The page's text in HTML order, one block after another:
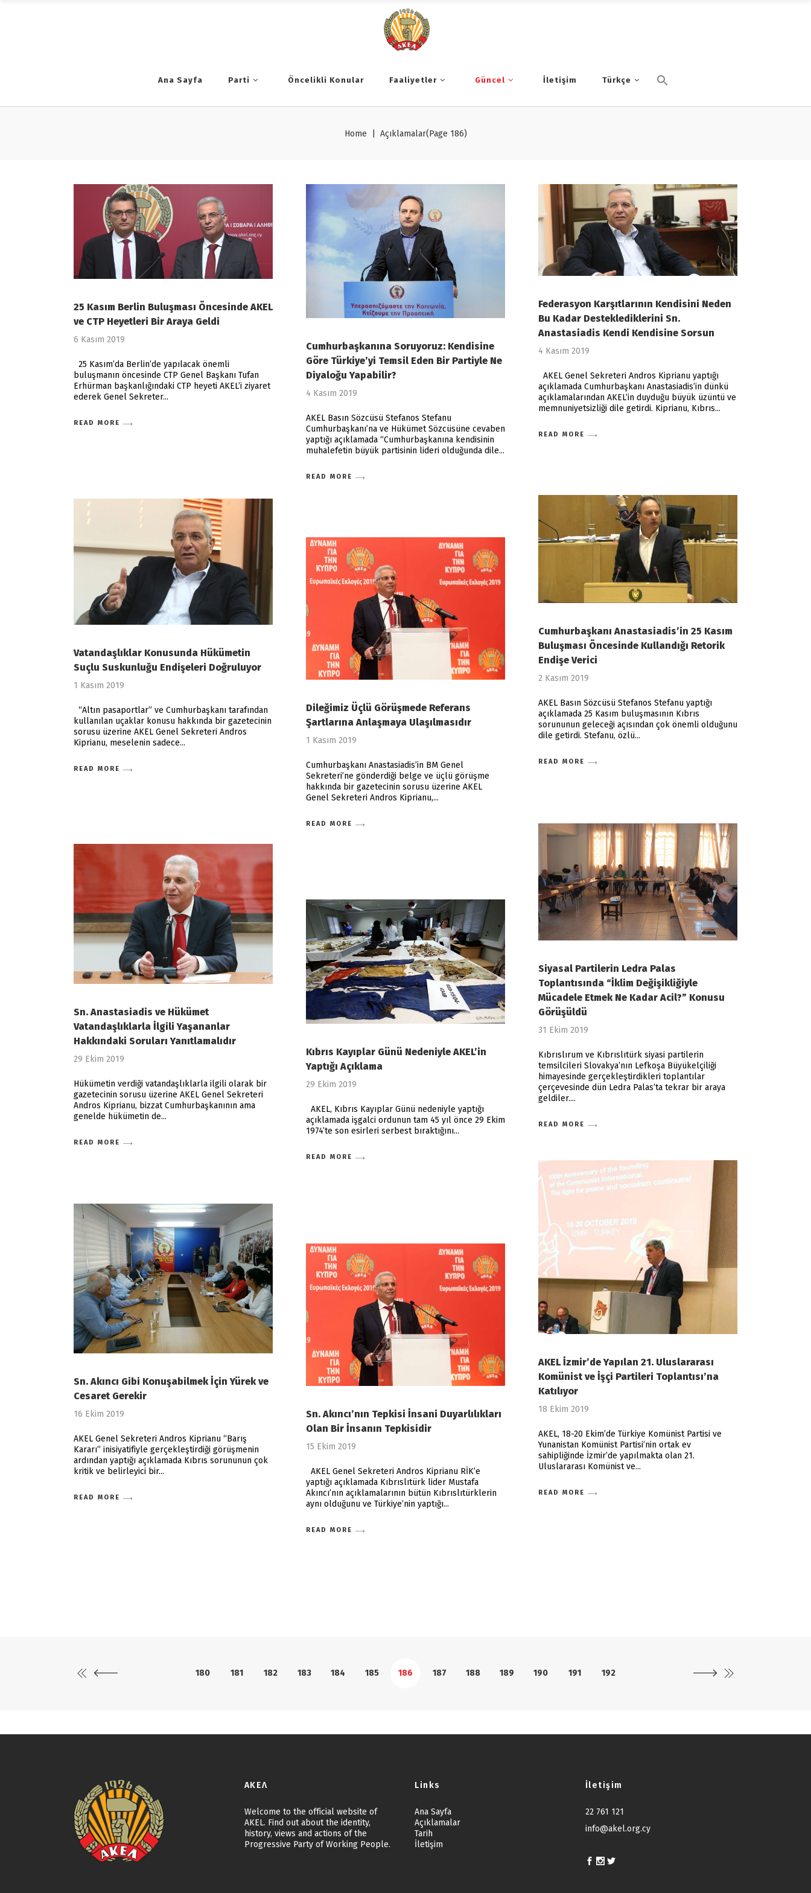
Ana Sayfa Parti Öncelikli Konular Faaliyetler Güncel İletişim Türkçe
Home Açıklamalar(Page 186)
25 Kasım Berlin Buluşması Öncesinde AKEL
ve CTP Heyetleri Bir Araya Geldi
6 Kasım 2019
25 Kasım’da Berlin’de yapılacak önemli
buluşmanın öncesinde CTP Genel Başkanı Tufan
Erhürman başkanlığındaki CTP heyeti AKEL’i ziyaret
ederek Genel Sekreter
READ MORE
Cumhurbaşkanına Soruyoruz: Kendisine
Göre Türkiye’yi Temsil Eden Bir Partiyle Ne
Diyaloğu Yapabilir?
4 Kasım 2019
AKEL Basın Sözcüsü Stefanos Stefanu
Cumhurbaşkanı’na ve Hükümet Sözcüsüne cevaben
yaptığı açıklamada “Cumhurbaşkanına kendisinin
muhalefetin büyük partisinin lideri olduğunda dile
READ MORE
Federasyon Karşıtlarının Kendisini Neden
Bu Kadar Desteklediklerini Sn.
Anastasiadis Kendi Kendisine Sorsun
4 Kasım 2019
AKEL Genel Sekreteri Andros Kiprianu yaptığı
açıklamada Cumhurbaşkanı Anastasiadis’in dünkü
açıklamalarından AKEL’in duyduğu büyük üzüntü ve
memnuniyetsizliği dile getirdi. Kiprianu, Kıbrıs
READ MORE
Cumhurbaşkanı Anastasiadis’in 25 Kasım
Buluşması Öncesinde Kullandığı Retorik
Endişe Verici
2 Kasım 2019
AKEL Basın Sözcüsü Stefanos Stefanu yaptığı
açıklamada 25 Kasım buluşmasının Kıbrıs
sorununun geleceği açısından çok önemli olduğunu
dile getirdi. Stefanu, özlü
READ MORE
Vatandaşlıklar Konusunda Hükümetin
Suçlu Suskunluğu Endişeleri Doğruluyor
1 Kasım 2019
“Altın pasaportlar” ve Cumhurbaşkanı tarafından
kullanılan uçaklar konusu hakkında bir gazetecinin
sorusu üzerine AKEL Genel Sekreteri Andros
Kiprianu, meselenin sadece
READ MORE
Dileğimiz Üçlü Görüşmede Referans
Şartlarına Anlaşmaya Ulaşılmasıdır
1 Kasım 2019
Cumhurbaşkanı Anastasiadis’in BM Genel
Sekreteri’ne gönderdiği belge ve üçlü görüşme
hakkında bir gazetecinin sorusu üzerine AKEL
Genel Sekreteri Andros Kiprianu,
READ MORE
Siyasal Partilerin Ledra Palas
Toplantısında “İklim Değişikliğiyle
Mücadele Etmek Ne Kadar Acil?” Konusu
Görüşüldü
31 Ekim 2019
Kıbrıslırum ve Kıbrıslıtürk siyasi partilerin
temsilcileri Slovakya’nın Lefkoşa Büyükelçiliği
himayesinde gerçekleştirdikleri toplantılar
çerçevesinde dün Ledra Palas’ta tekrar bir araya
geldiler.
READ MORE
Sn. Anastasiadis ve Hükümet
Vatandaşlıklarla İlgili Yaşananlar
Hakkındaki Soruları Yanıtlamalıdır
29 Ekim 2019
Hükümetin verdiği vatandaşlıklarla ilgili olarak bir
gazetecinin sorusu üzerine AKEL Genel Sekreteri
Andros Kiprianu, bizzat Cumhurbaşkanının ama
genelde hükümetin de
READ MORE
Kıbrıs Kayıplar Günü Nedeniyle AKEL’in
Yaptığı Açıklama
29 Ekim 2019
AKEL, Kıbrıs Kayıplar Günü nedeniyle yaptığı
açıklamada işgalci ordunun tam 45 yıl önce 29 Ekim
1974’te son esirleri serbest bıraktığını
READ MORE
AKEL İzmir’de Yapılan 21. Uluslararası
Komünist ve İşçi Partileri Toplantısı’na
Katılıyor
18 Ekim 2019
AKEL, 18-20 Ekim’de Türkiye Komünist Partisi ve
Yunanistan Komünist Partisi’nin ortak ev
sahipliğinde İzmir’de yapılmakta olan 21.
Uluslararası Komünist ve
READ MORE
Sn. Akıncı Gibi Konuşabilmek İçin Yürek ve
Cesaret Gerekir
16 Ekim 2019
AKEL Genel Sekreteri Andros Kiprianu “Barış
Kararı” inisiyatifiyle gerçekleştirdiği görüşmenin
ardından yaptığı açıklamada Kıbrıs sorununun çok
kritik ve belirleyici bir
READ MORE
Sn. Akıncı’nın Tepkisi İnsani Duyarlılıkları
Olan Bir İnsanın Tepkisidir
15 Ekim 2019
AKEL Genel Sekreteri Andros Kiprianu RİK’e
yaptığı açıklamada Kıbrıslıtürk lider Mustafa
Akıncı’nın açıklamalarının bütün Kıbrıslıtürklerin
aynı olduğunu ve Türkiye’nin yaptığı
READ MORE
180 181 182 183 184 185 186 187 188 189 190 191 192
ΑΚΕΛ
Welcome to the official website of
AKEL. Find out about the identity,
history, views and actions of the
Progressive Party of Working People.
Links
Ana Sayfa
Açıklamalar
Tarih
İletişim
İletişim
22 761 121
info@akel.org.cy